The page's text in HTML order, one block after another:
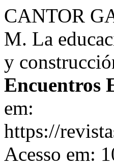
CANTOR
M. La
y
Encuentros
em:
https://
Acesso em: